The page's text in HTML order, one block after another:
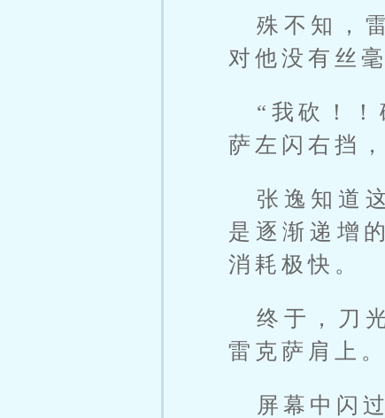
殊不知，
对他没有丝
“我砍！
萨左闪右挡
张逸知道
是逐渐递增
消耗极快。
终于，刀
雷克萨肩上。
屏幕中闪